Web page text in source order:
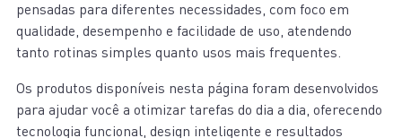
pensadas para diferentes necessidades, com foco em
qualidade, desempenho e facilidade de uso, atendendo
tanto rotinas simples quanto usos mais frequentes.
Os produtos disponíveis nesta página foram desenvolvidos
para ajudar você a otimizar tarefas do dia a dia, oferecendo
tecnologia funcional, design inteligente e resultados